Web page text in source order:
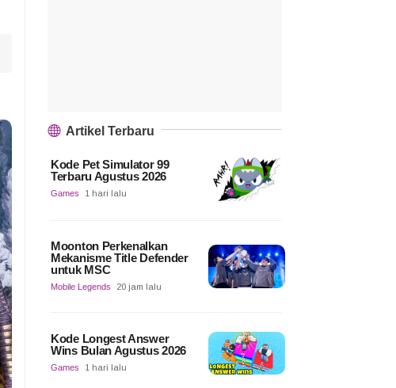
Artikel Terbaru
Kode Pet Simulator 99
Terbaru Agustus 2026
Games 1 hari lalu
Moonton Perkenalkan
Mekanisme Title Defender
untuk MSC
Mobile Legends 20 jam lalu
Kode Longest Answer
Wins Bulan Agustus 2026
Games 1 hari lalu